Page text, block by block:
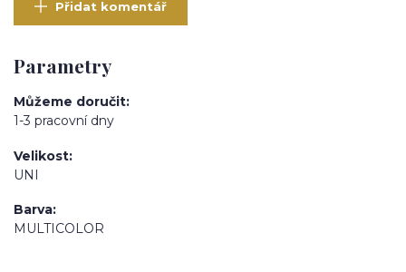
Přidat komentář
Parametry
Můžeme doručit
1-3 pracovní dny
Velikost
UNI
Barva
MULTICOLOR